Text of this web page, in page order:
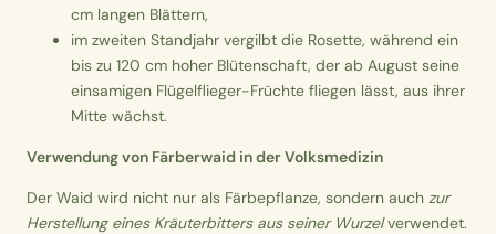
cm langen Blättern,
im zweiten Standjahr vergilbt die Rosette, während ein
bis zu 120 cm hoher Blütenschaft, der ab August seine
einsamigen Flügelflieger-Früchte fliegen lässt, aus ihrer
Mitte wächst.
Verwendung von Färberwaid in der Volksmedizin
Der Waid wird nicht nur als Färbepflanze, sondern auch zur
Herstellung eines Kräuterbitters aus seiner Wurzelverwendet.